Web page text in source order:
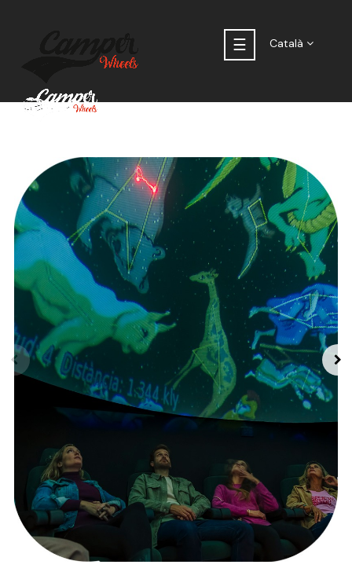
Toggle
navigation
☰ Català